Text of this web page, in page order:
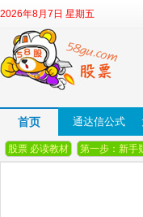
2026年8月7日 星期五
首页 通达信公式
股票 必读教材 第一步：新手